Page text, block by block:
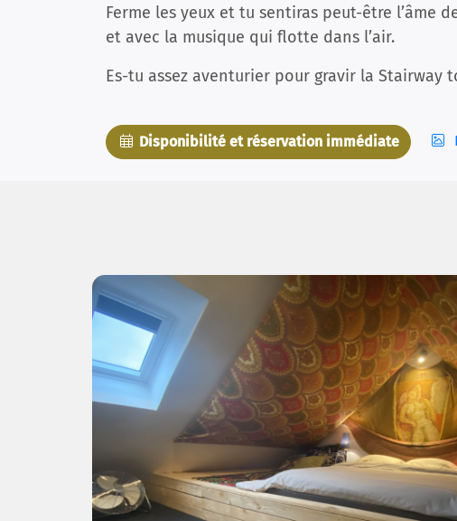
Ferme les yeux et tu sentiras peut-être l’âme
et avec la musique qui flotte dans l’air.
Es-tu assez aventurier pour gravir la Stairway
Disponibilité et réservation immédiate